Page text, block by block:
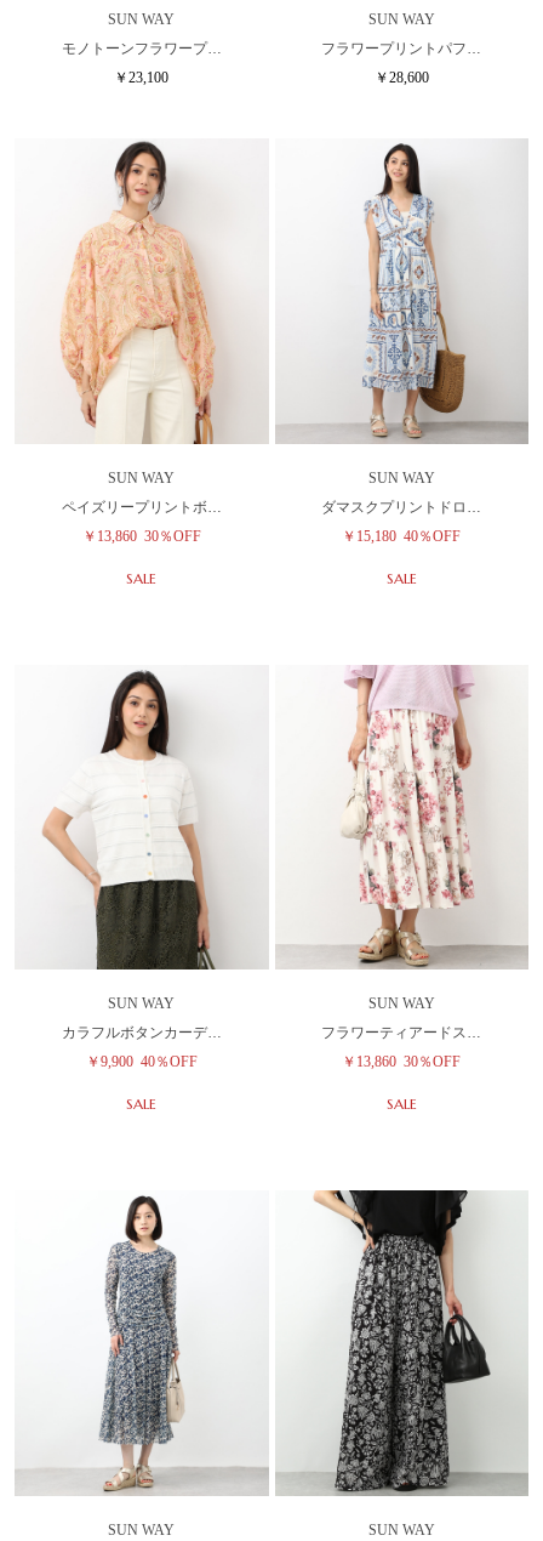
SUN WAY
モノトーンフラワープ…
￥23,100
SUN WAY
フラワープリントパフ…
￥28,600
SUN WAY
ペイズリープリントボ…
￥13,860 30％OFF
SALE
SUN WAY
ダマスクプリントドロ…
￥15,180 40％OFF
SALE
SUN WAY
カラフルボタンカーデ…
￥9,900 40％OFF
SALE
SUN WAY
フラワーティアードス…
￥13,860 30％OFF
SALE
SUN WAY
SUN WAY